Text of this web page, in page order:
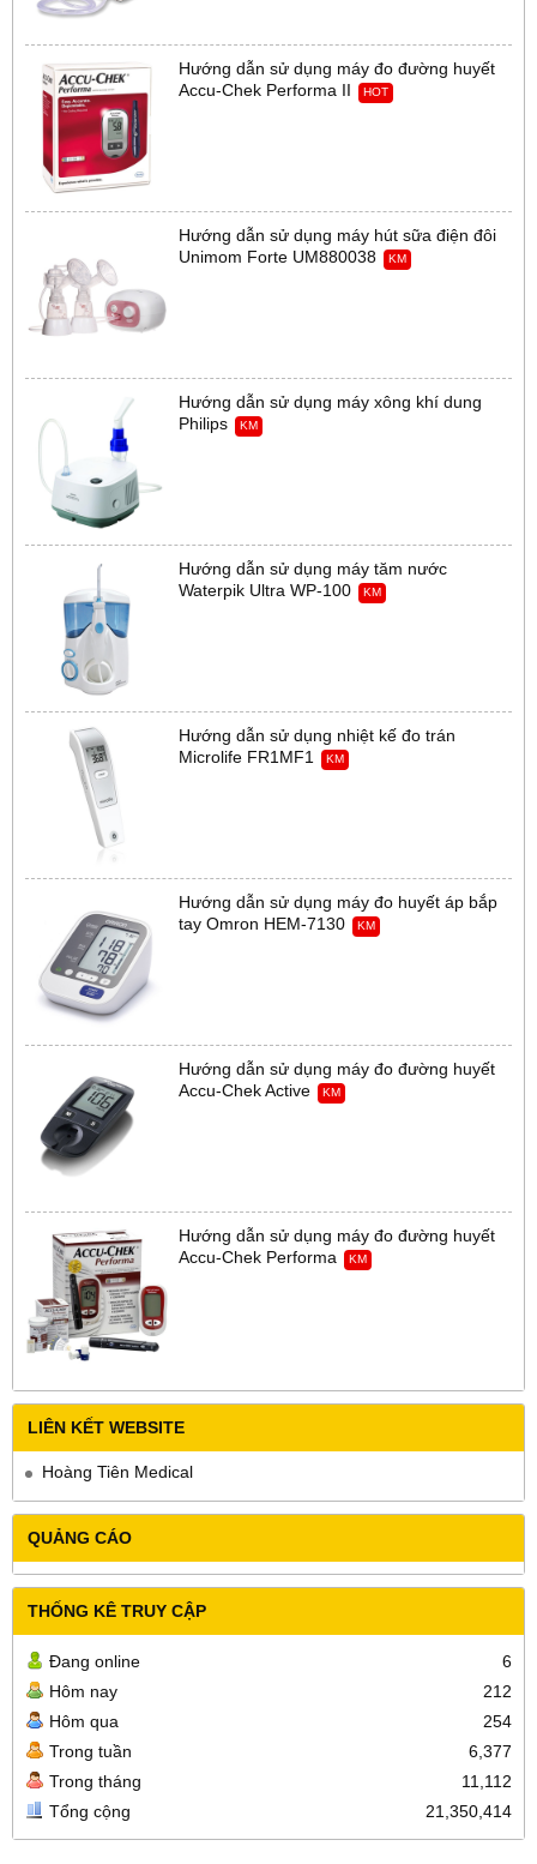
Hướng dẫn sử dụng máy đo đường huyết
Accu-Chek Performa II
HOT
Hướng dẫn sử dụng máy hút sữa điện đôi
Unimom Forte UM880038
KM
Hướng dẫn sử dụng máy xông khí dung
Philips
KM
Hướng dẫn sử dụng máy tăm nước
Waterpik Ultra WP-100
KM
Hướng dẫn sử dụng nhiệt kế đo trán
Microlife FR1MF1
KM
Hướng dẫn sử dụng máy đo huyết áp bắp
tay Omron HEM-7130
KM
Hướng dẫn sử dụng máy đo đường huyết
Accu-Chek Active
KM
Hướng dẫn sử dụng máy đo đường huyết
Accu-Chek Performa
KM
LIÊN KẾT WEBSITE
Hoàng Tiên Medical
QUẢNG CÁO
THỐNG KÊ TRUY CẬP
Đang online
6
Hôm nay
212
Hôm qua
254
Trong tuần
6,377
Trong tháng
11,112
Tổng cộng
21,350,414